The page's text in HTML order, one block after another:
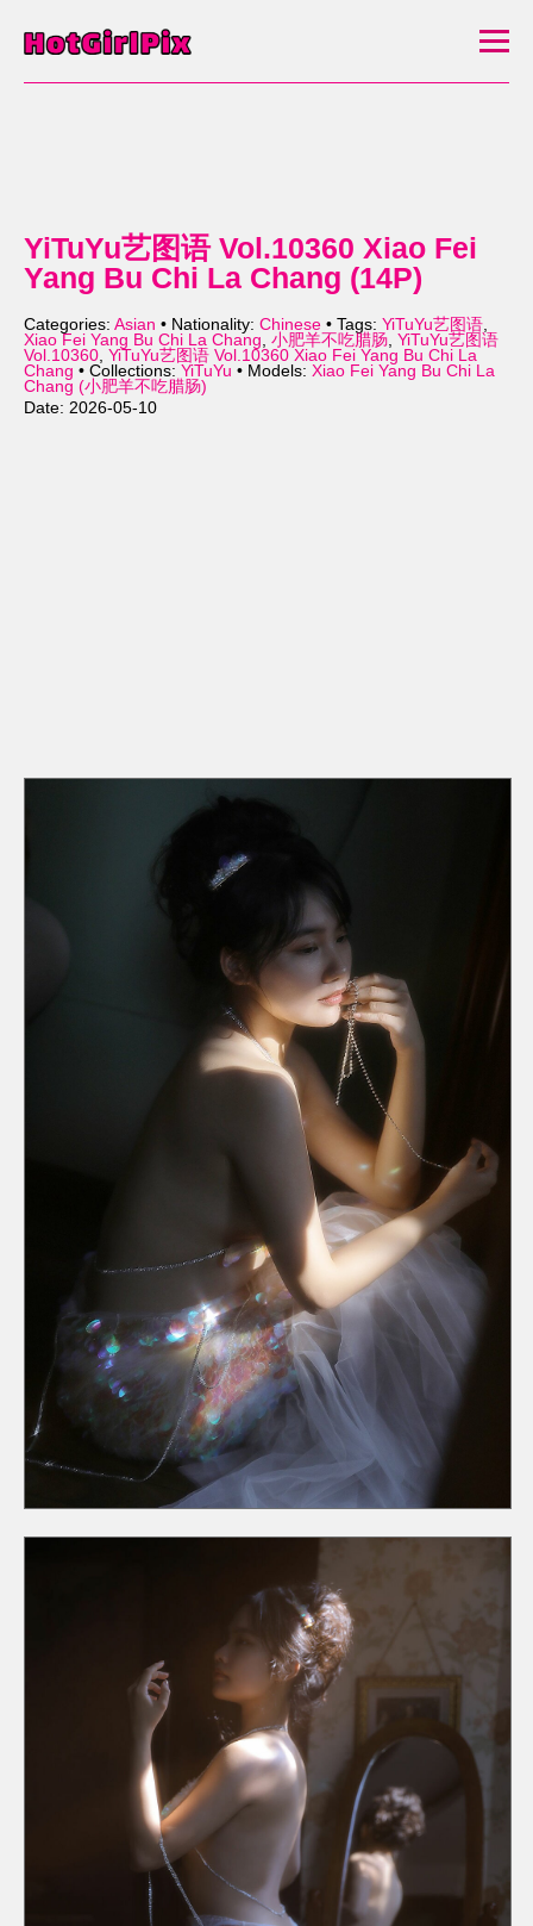
YiTuYu艺图语 Vol.10360 Xiao Fei
Yang Bu Chi La Chang (14P)
Categories: Asian • Nationality: Chinese • Tags: YiTuYu艺图语,
Xiao Fei Yang Bu Chi La Chang, 小肥羊不吃腊肠, YiTuYu艺图语
Vol.10360, YiTuYu艺图语 Vol.10360 Xiao Fei Yang Bu Chi La
Chang • Collections: YiTuYu • Models: Xiao Fei Yang Bu Chi La
Chang (小肥羊不吃腊肠)
Date: 2026-05-10